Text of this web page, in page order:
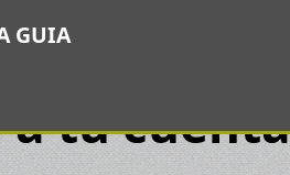
GUIA
a tu cuenta